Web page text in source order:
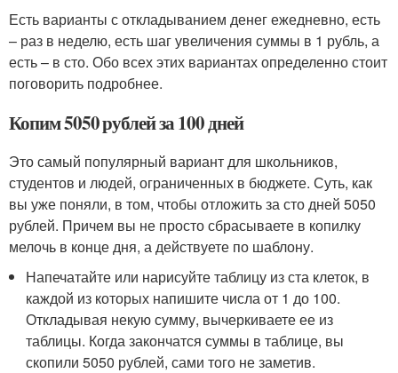
Есть варианты с откладыванием денег ежедневно, есть
– раз в неделю, есть шаг увеличения суммы в 1 рубль, а
есть – в сто. Обо всех этих вариантах определенно стоит
поговорить подробнее.
Копим 5050 рублей за 100 дней
Это самый популярный вариант для школьников,
студентов и людей, ограниченных в бюджете. Суть, как
вы уже поняли, в том, чтобы отложить за сто дней 5050
рублей. Причем вы не просто сбрасываете в копилку
мелочь в конце дня, а действуете по шаблону.
Напечатайте или нарисуйте таблицу из ста клеток, в
каждой из которых напишите числа от 1 до 100.
Откладывая некую сумму, вычеркиваете ее из
таблицы. Когда закончатся суммы в таблице, вы
скопили 5050 рублей, сами того не заметив.